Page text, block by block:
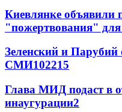
Киевлянке объявили
"пожертвования"
Зеленский и
СМИ102215
Глава МИД подаст в
инаугурации2